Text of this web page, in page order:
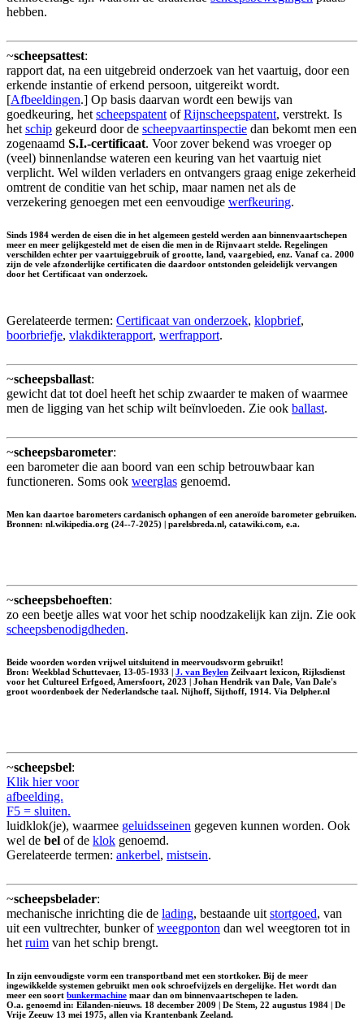
hebben.
~scheepsattest:
rapport dat, na een uitgebreid onderzoek van het vaartuig, door een
erkende instantie of erkend persoon, uitgereikt wordt.
[Afbeeldingen.] Op basis daarvan wordt een bewijs van
goedkeuring, hetscheepspatentofRijnscheepspatent, verstrekt. Is
hetschip gekeurd door de scheepvaartinspectie dan bekomt men een
zogenaamd S.I.-certificaat. Voor zover bekend was vroeger op
(veel) binnenlandse wateren een keuring van het vaartuig niet
verplicht. Wel wilden verladers en ontvangers graag enige zekerheid
omtrent de conditie van het schip, maar namen net als de
verzekering genoegen met een eenvoudige werfkeuring.
Sinds 1984 werden de eisen die in het algemeen gesteld werden aan binnenvaartschepen
meer en meer gelijkgesteld met de eisen die men in de Rijnvaart stelde. Regelingen
verschilden echter per vaartuiggebruik of grootte, land, vaargebied, enz. Vanaf ca. 2000
zijn de vele afzonderlijke certificaten die daardoor ontstonden geleidelijk vervangen
door het Certificaat van onderzoek.
Gerelateerde termen: Certificaat van onderzoek, klopbrief,
boorbriefje, vlakdikterapport, werfrapport.
~scheepsballast:
gewicht dat tot doel heeft het schip zwaarder te maken of waarmee
men de ligging van het schip wilt beïnvloeden. Zie ook ballast.
~scheepsbarometer:
een barometer die aan boord van een schip betrouwbaar kan
functioneren. Soms ook weerglas genoemd.
Men kan daartoe barometers cardanisch ophangen of een aneroïde barometer gebruiken.
Bronnen: nl.wikipedia.org (24--7-2025) | parelsbreda.nl, catawiki.com, e.a.
~scheepsbehoeften:
zo een beetje alles wat voor het schip noodzakelijk kan zijn. Zie ook
scheepsbenodigdheden.
Beide woorden worden vrijwel uitsluitend in meervoudsvorm gebruikt!
Bron: Weekblad Schuttevaer, 13-05-1933 | J. van Beylen Zeilvaart lexicon, Rijksdienst
voor het Cultureel Erfgoed, Amersfoort, 2023 | Johan Hendrik van Dale, Van Dale's
groot woordenboek der Nederlandsche taal. Nijhoff, Sijthoff, 1914. Via Delpher.nl
~scheepsbel:
Klik hier voor
afbeelding.
F5 = sluiten.
luidklok(je), waarmee geluidsseinen gegeven kunnen worden. Ook
wel de bel of de klok genoemd.
Gerelateerde termen: ankerbel, mistsein.
~scheepsbelader:
mechanische inrichting die de lading, bestaande uit stortgoed, van
uit een vultrechter, bunker ofweegponton dan wel weegtoren tot in
het ruim van het schip brengt.
In zijn eenvoudigste vorm een transportband met een stortkoker. Bij de meer
ingewikkelde systemen gebruikt men ook schroefvijzels en dergelijke. Het wordt dan
meer een soort bunkermachine maar dan om binnenvaartschepen te laden.
O.a. genoemd in: Eilanden-nieuws. 18 december 2009 | De Stem, 22 augustus 1984 | De
Vrije Zeeuw 13 mei 1975, allen via Krantenbank Zeeland.